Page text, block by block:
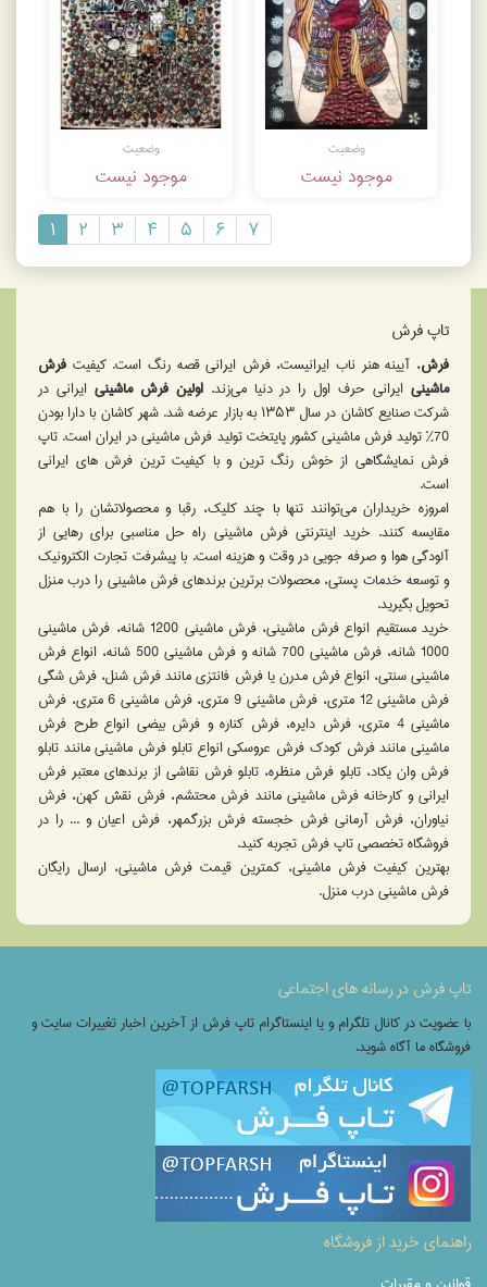
وضعیت
موجود نیست
وضعیت
موجود نیست
۱
۲ ۳ ۴ ۵ ۶ ۷
تاپ فرش
فرش، آیینه هنر ناب ایرانیست، فرش ایرانی قصه رنگ است. کیفیت فرش
ماشینیایرانی حرف اول را در دنیا می‌زند.اولین فرش ماشینی ایرانی در
شرکت صنایع کاشان در سال ۱۳۵۳ به بازار عرضه شد. شهر كاشان با دارا بودن
70% تولید فرش ماشینی کشور پایتخت تولید فرش ماشینی در ایران است. تاپ
فرش نمایشگاهی از خوش رنگ ترین و با كيفيت ترين فرش های ایرانی
است.
امروزه خریداران می‌توانند تنها با چند کلیک، رقبا و محصولاتشان را با هم
مقایسه کنند. خرید اینترنتی فرش ماشینی راه حل مناسبی برای رهایی از
آلودگی هوا و صرفه جویی در وقت و هزینه است. با پیشرفت تجارت الکترونیک
و توسعه خدمات پستی، محصولات برترین برندهای فرش ماشینی را درب منزل
تحویل بگیرید.
خرید مستقیم انواع فرش ماشینی، فرش ماشینی 1200 شانه، فرش ماشینی
1000 شانه، فرش ماشینی 700 شانه و فرش ماشینی 500 شانه، انواع فرش
ماشینی سنتی، انواع فرش مدرن یا فرش فانتزی مانند فرش شنل، فرش شگی
فرش ماشینی 12 متری، فرش ماشینی 9 متری، فرش ماشینی 6 متری، فرش
ماشینی 4 متری، فرش دایره، فرش کناره و فرش بیضی انواع طرح فرش
ماشینی مانند فرش کودک فرش عروسکی انواع تابلو فرش ماشینی مانند تابلو
فرش وان یکاد، تابلو فرش منظره، تابلو فرش نقاشی از برندهای معتبر فرش
ایرانی و کارخانه فرش ماشینی مانند فرش محتشم، فرش نقش کهن، فرش
نیاوران، فرش آرمانی فرش خجسته فرش بزرگمهر، فرش اعیان و ... را در
فروشگاه تخصصی تاپ فرش تجربه کنید.
بهترین کیفیت فرش ماشینی، کمترین قیمت فرش ماشینی، ارسال رایگان
فرش ماشینی درب منزل.
تاپ فرش در رسانه های اجتماعی
با عضویت در کانال تلگرام و یا اینستاگرام تاپ فرش از آخرین اخبار تغییرات سایت و
فروشگاه ما آگاه شوید.
راهنمای خرید از فروشگاه